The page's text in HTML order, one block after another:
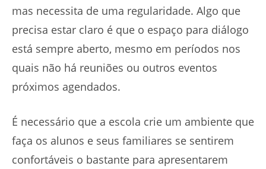
mas necessita de uma regularidade. Algo que
precisa estar claro é que o espaço para diálogo
está sempre aberto, mesmo em períodos nos
quais não há reuniões ou outros eventos
próximos agendados.
É necessário que a escola crie um ambiente que
faça os alunos e seus familiares se sentirem
confortáveis o bastante para apresentarem